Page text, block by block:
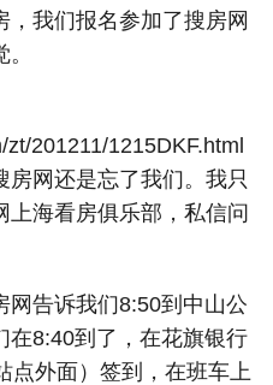
我们报名参加了搜房网
201211/1215DKF.html
房网还是忘了我们。我只
海看房俱乐部，私信问
网告诉我们8:50到中山公
在8:40到了，在花旗银行
点外面）签到，在班车上